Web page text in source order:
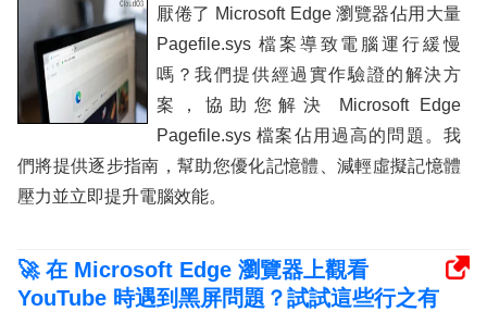
厭倦了 Microsoft Edge 瀏覽器佔用大量
Pagefile.sys 檔案導致電腦運行緩慢
嗎？我們提供經過實作驗證的解決方
案，協助您解決 Microsoft Edge
Pagefile.sys 檔案佔用過高的問題。我
們將提供逐步指南，幫助您優化記憶體、減輕虛擬記憶體
壓力並立即提升電腦效能。
🚀 在 Microsoft Edge 瀏覽器上觀看
YouTube 時遇到黑屏問題？試試這些行之有